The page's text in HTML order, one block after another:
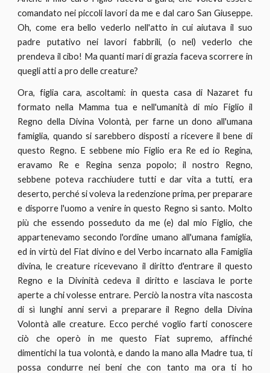
comandato nei piccoli lavori da me e dal caro San Giuseppe.
Oh, come era bello vederlo nell'atto in cui aiutava il suo
padre putativo nei lavori fabbrili, (o nel) vederlo che
prendeva il cibo! Ma quanti mari di grazia faceva scorrere in
quegli atti a pro delle creature?
Ora, figlia cara, ascoltami: in questa casa di Nazaret fu
formato nella Mamma tua e nell'umanità di mio Figlio il
Regno della Divina Volontà, per farne un dono all'umana
famiglia, quando si sarebbero disposti a ricevere il bene di
questo Regno. E sebbene mio Figlio era Re ed io Regina,
eravamo Re e Regina senza popolo; il nostro Regno,
sebbene poteva racchiudere tutti e dar vita a tutti, era
deserto, perché si voleva la redenzione prima, per preparare
e disporre l'uomo a venire in questo Regno sì santo. Molto
più che essendo posseduto da me (e) dal mio Figlio, che
appartenevamo secondo l'ordine umano all'umana famiglia,
ed in virtù del Fiat divino e del Verbo incarnato alla Famiglia
divina, le creature ricevevano il diritto d'entrare il questo
Regno e la Divinità cedeva il diritto e lasciava le porte
aperte a chi volesse entrare. Perciò la nostra vita nascosta
di sì lunghi anni servì a preparare il Regno della Divina
Volontà alle creature. Ecco perché voglio farti conoscere
ciò che operò in me questo Fiat supremo, affinché
dimentichi la tua volontà, e dando la mano alla Madre tua, ti
possa condurre nei beni che con tanto ma ora ti ho